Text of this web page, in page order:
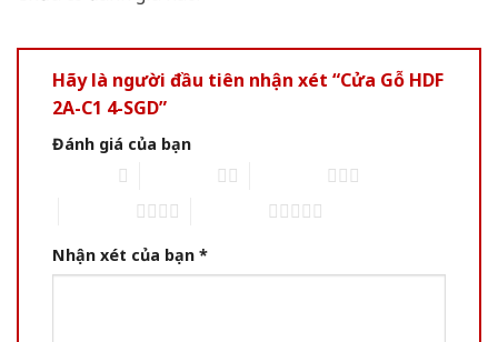
Hãy là người đầu tiên nhận xét “Cửa Gỗ HDF
2A-C1 4-SGD”
Đánh giá của bạn
Nhận xét của bạn *